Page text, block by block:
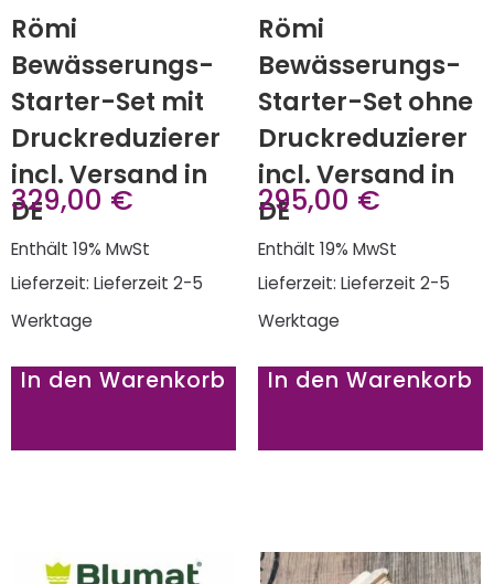
Römi
Bewässerungs-
Starter-Set mit
Druckreduzierer
incl. Versand in
DE
329,00 €
Enthält 19% MwSt
Lieferzeit: Lieferzeit 2-5
Werktage
In den Warenkorb
Römi
Bewässerungs-
Starter-Set ohne
Druckreduzierer
incl. Versand in
DE
295,00 €
Enthält 19% MwSt
Lieferzeit: Lieferzeit 2-5
Werktage
In den Warenkorb